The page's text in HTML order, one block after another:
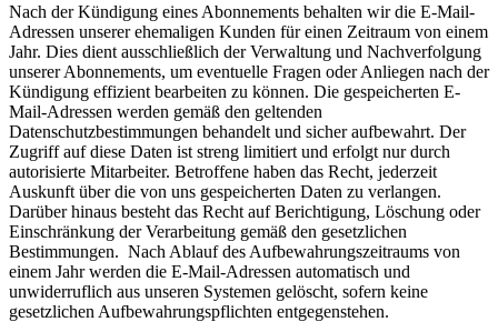
Nach der Kündigung eines Abonnements behalten wir die E-Mail-
Adressen unserer ehemaligen Kunden für einen Zeitraum von einem
Jahr. Dies dient ausschließlich der Verwaltung und Nachverfolgung
unserer Abonnements, um eventuelle Fragen oder Anliegen nach der
Kündigung effizient bearbeiten zu können. Die gespeicherten E-
Mail-Adressen werden gemäß den geltenden
Datenschutzbestimmungen behandelt und sicher aufbewahrt. Der
Zugriff auf diese Daten ist streng limitiert und erfolgt nur durch
autorisierte Mitarbeiter. Betroffene haben das Recht, jederzeit
Auskunft über die von uns gespeicherten Daten zu verlangen.
Darüber hinaus besteht das Recht auf Berichtigung, Löschung oder
Einschränkung der Verarbeitung gemäß den gesetzlichen
Bestimmungen. Nach Ablauf des Aufbewahrungszeitraums von
einem Jahr werden die E-Mail-Adressen automatisch und
unwiderruflich aus unseren Systemen gelöscht, sofern keine
gesetzlichen Aufbewahrungspflichten entgegenstehen.